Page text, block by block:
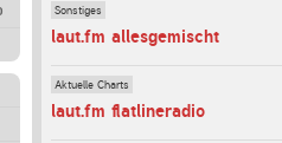
Sonstiges
laut.fm allesgemischt
Aktuelle Charts
laut.fm flatlineradio